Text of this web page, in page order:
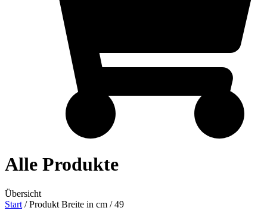
Alle Produkte
Übersicht
Start / Produkt Breite in cm / 49